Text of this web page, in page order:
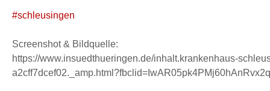
#schleusingen
Screenshot & Bildquelle:
https://www.insuedthueringen.de/inhalt.krankenhaus-